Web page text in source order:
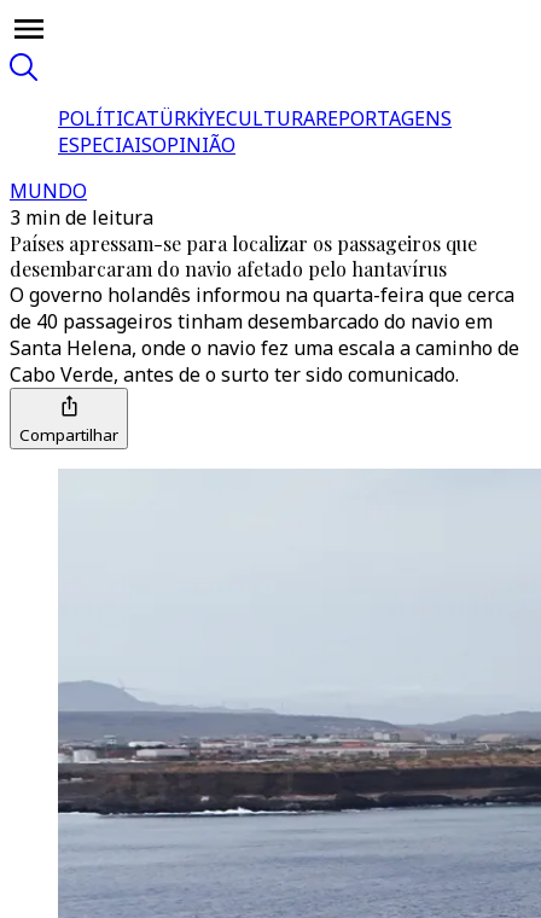
POLÍTICATÜRKİYECULTURAREPORTAGENS
ESPECIAISOPINIÃO
MUNDO
3 min de leitura
Países apressam-se para localizar os passageiros que
desembarcaram do navio afetado pelo hantavírus
O governo holandês informou na quarta-feira que cerca
de 40 passageiros tinham desembarcado do navio em
Santa Helena, onde o navio fez uma escala a caminho de
Cabo Verde, antes de o surto ter sido comunicado.
Compartilhar